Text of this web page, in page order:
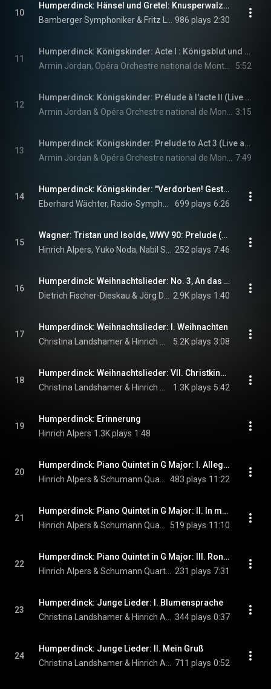
10
Humperdinck: Hänsel und Gretel: Knusperwalzer
986 plays 2:30
11
Humperdinck: Königskinder: Acte I : Königsblut und Bettelblut (Live at Opéra Berlioz-Le Corum, Montpellier / July, 27th, 2005)
5:52
12
Humperdinck: Königskinder: Prélude à l'acte II (Live at Opéra Berlioz-Le Corum, Montpellier / July, 27th, 2005)
3:15
13
Humperdinck: Königskinder: Prelude to Act 3 (Live at Opéra Berlioz-Le Corum, Montpellier / July, 27th, 2005)
7:49
14
Humperdinck: Königskinder: "Verdorben! Gestorben!"
699 plays 6:26
15
Wagner: Tristan und Isolde, WWV 90: Prelude (Arr. by Humperdinck)
252 plays 7:46
16
Humperdinck: Weihnachtslieder: No. 3, An das Christkind
2.9K plays 1:40
17
Humperdinck: Weihnachtslieder: I. Weihnachten
5.2K plays 3:08
18
Humperdinck: Weihnachtslieder: VII. Christkindleins Wiegenlied
1.3K plays 5:42
19
Humperdinck: Erinnerung
Hinrich Alpers 1.3K plays 1:48
20
Humperdinck: Piano Quintet in G Major: I. Allegro moderato
483 plays 11:22
21
Humperdinck: Piano Quintet in G Major: II. In memoriam defunctae. Adagio
519 plays 11:10
22
Humperdinck: Piano Quintet in G Major: III. Rondo scherzando. Allegro
231 plays 7:31
23
Humperdinck: Junge Lieder: I. Blumensprache
344 plays 0:37
24
Humperdinck: Junge Lieder: II. Mein Gruß
711 plays 0:52